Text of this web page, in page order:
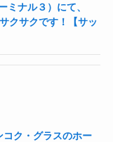
ミナル３）にて、
クサクです！【サッ
コク・グラスのホー